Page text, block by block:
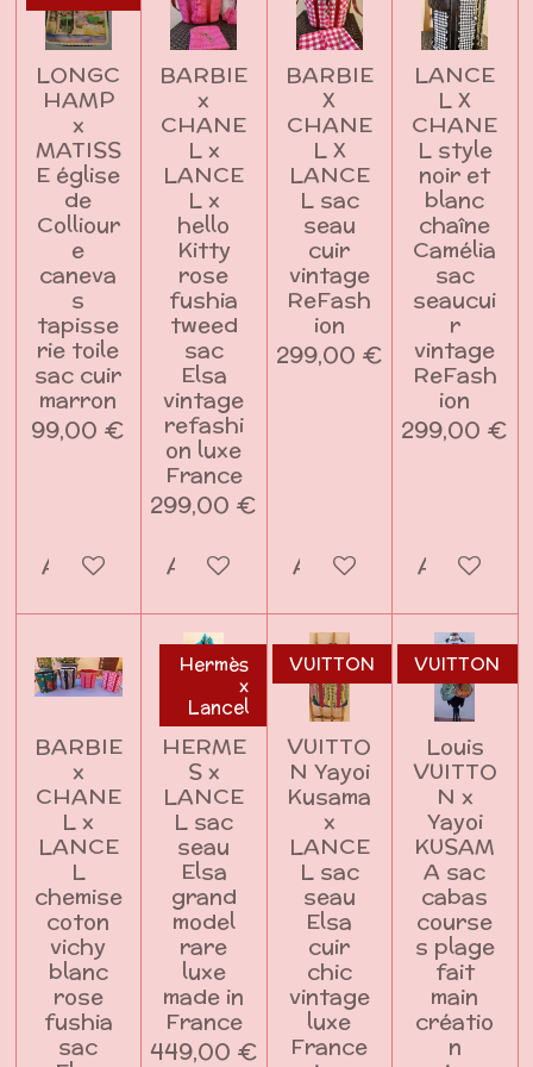
LONGC
HAMP
x
MATISS
E église
de
Colliour
e
caneva
s
tapisse
rie toile
sac cuir
marron
99,00 €
Ajouter au panier
BARBIE
x
CHANE
L x
LANCE
L x
hello
Kitty
rose
fushia
tweed
sac
Elsa
vintage
refashi
on luxe
France
299,00 €
Ajouter au panier
BARBIE
X
CHANE
L X
LANCE
L sac
seau
cuir
vintage
ReFash
ion
299,00 €
Ajouter au panier
LANCE
L X
CHANE
L style
noir et
blanc
chaîne
Camélia
sac
seaucui
r
vintage
ReFash
ion
299,00 €
Ajouter
BARBIE
x
CHANE
L x
LANCE
L
chemise
coton
vichy
blanc
rose
fushia
sac
Hermès
x
Lancel
HERME
S x
LANCE
L sac
seau
Elsa
grand
model
rare
luxe
made in
France
449,00 €
VUITTON
VUITTO
N Yayoi
Kusama
x
LANCE
L sac
seau
Elsa
cuir
chic
vintage
luxe
France
VUITTON
Louis
VUITTO
N x
Yayoi
KUSAM
A sac
cabas
course
s plage
fait
main
créatio
n